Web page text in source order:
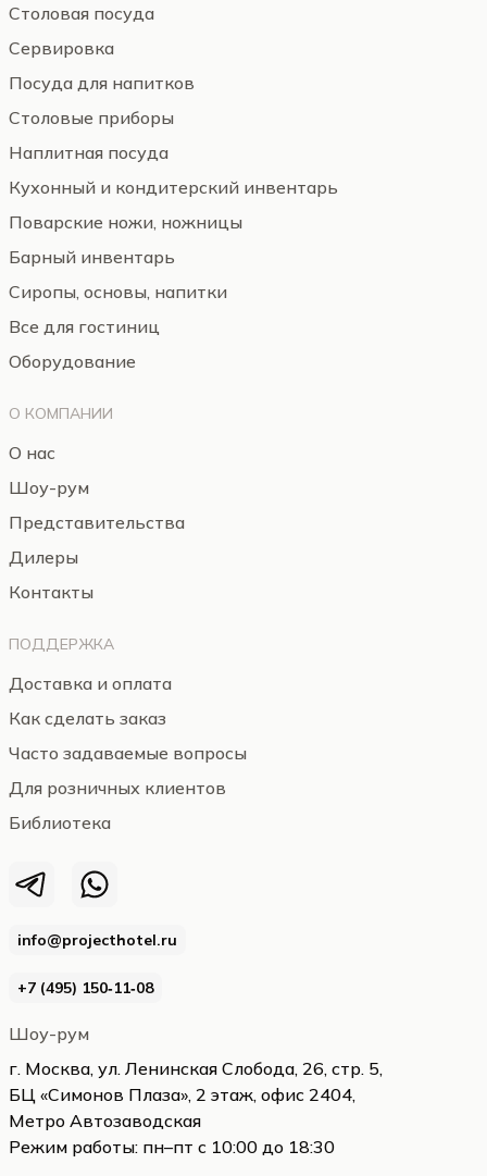
info@projecthotel.ru
+7 (495) 150‑11‑08
Шоу-рум
г. Москва, ул. Ленинская Слобода, 26, стр. 5,
БЦ «Симонов Плаза», 2 этаж, офис 2404,
Метро Автозаводская
Режим работы: пн–пт с 10:00 до 18:30
Столовая посуда
Сервировка
Посуда для напитков
Столовые приборы
Наплитная посуда
Кухонный и кондитерский инвентарь
Поварские ножи, ножницы
Барный инвентарь
Сиропы, основы, напитки
Все для гостиниц
Оборудование
О КОМПАНИИ
О нас
Шоу-рум
Представительства
Дилеры
Контакты
ПОДДЕРЖКА
Доставка и оплата
Как сделать заказ
Часто задаваемые вопросы
Для розничных клиентов
Библиотека